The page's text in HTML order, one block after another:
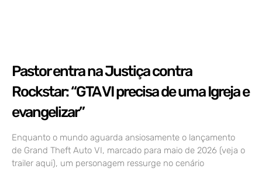
Pastor entra na Justiça contra
Rockstar: “GTA VI precisa de uma Igreja e
evangelizar”
Enquanto o mundo aguarda ansiosamente o lançamento
de Grand Theft Auto VI, marcado para maio de 2026 (veja o
trailer aqui), um personagem ressurge no cenário